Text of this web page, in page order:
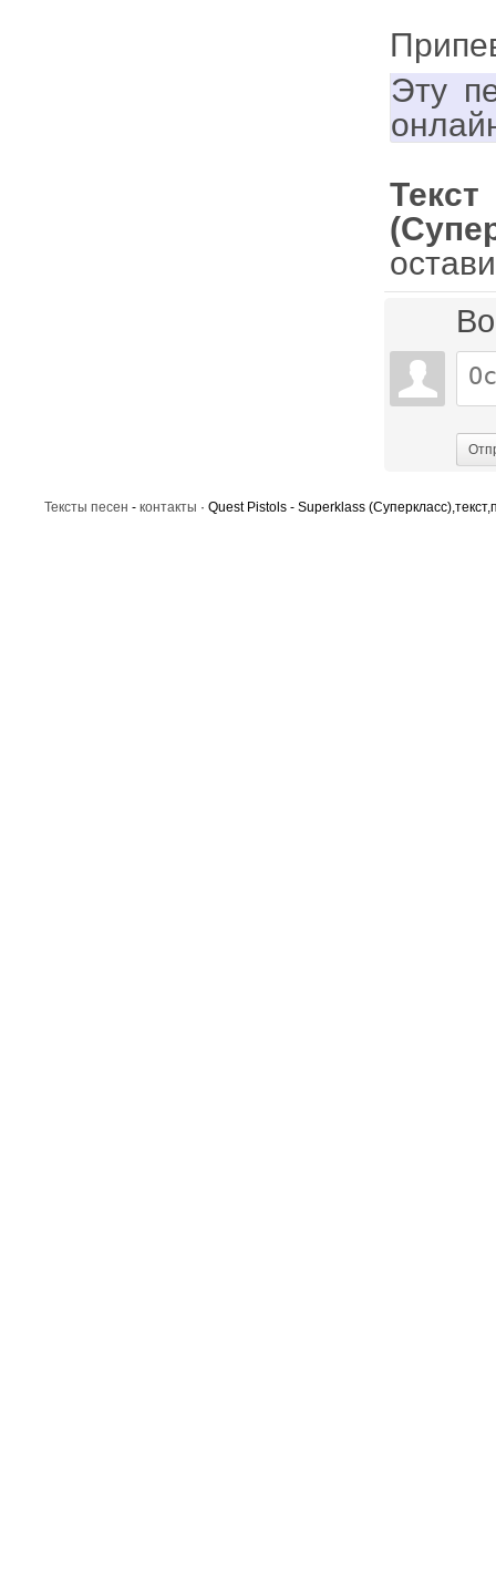
Эту
Тексты песен - контакты · Quest Pistols - Superklass